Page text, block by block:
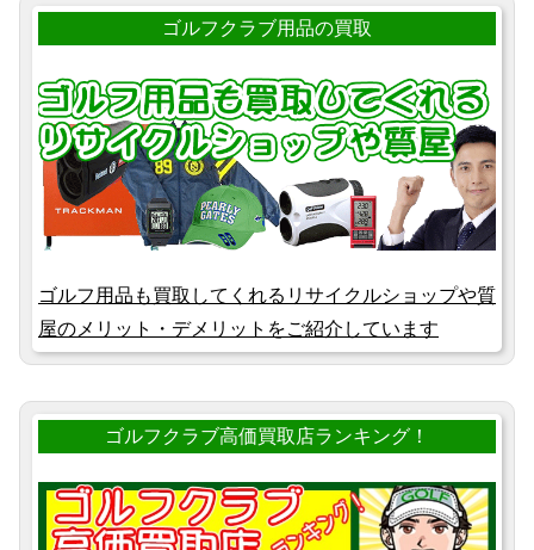
ゴルフクラブ用品の買取
ゴルフ用品も買取してくれるリサイクルショップや質
屋のメリット・デメリットをご紹介しています
ゴルフクラブ高価買取店ランキング！